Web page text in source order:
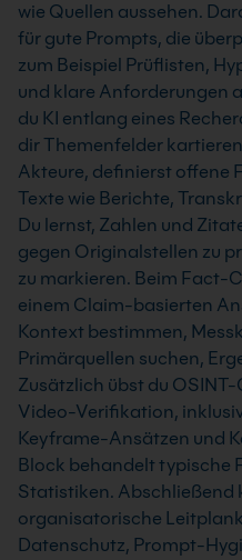
wie Quellen aussehen.
für gute Prompts, die
zum Beispiel Prüflisten,
und klare Anforderungen
du KI entlang eines
dir Themenfelder
Akteure, definierst offene
Texte wie Berichte,
Du lernst, Zahlen und
gegen Originalstellen zu
zu markieren. Beim Fact-
einem Claim-basierten
Kontext bestimmen,
Primärquellen suchen,
Zusätzlich übst du
Video-Verifikation,
Keyframe-Ansätzen und
Block behandelt typische
Statistiken. Abschließend
organisatorische
Datenschutz, Prompt-